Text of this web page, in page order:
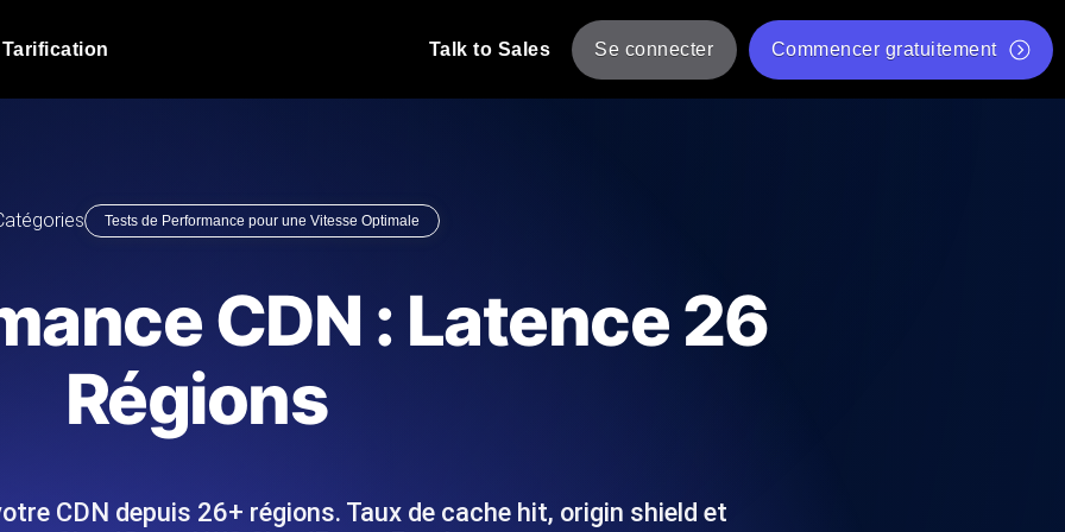
stack technologique.
écrivons les scripts JMeter
et livrons le rapport.
site Web Surveillez vos APIs
Blog produit
En savoir plus sur le blog
En savoir plus sur le blog
Vérificateur de statut d'API
Tarification Talk to Sales Se connecter Commencer gratuitement
Tests de Performance pour une Vitesse Optimale
CDN : Latence 26
Régions
CDN depuis 26+ régions. Taux de cache hit, origin shield et